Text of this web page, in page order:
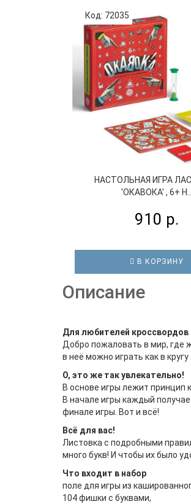
Код: 72035
НАСТОЛЬНАЯ ИГРА
'ОКАВОКА' , 6+ Н...
910 р.
В КОРЗИНУ
Описание
Для любителей кроссвордов
Добро пожаловать в мир, где
в неё можно играть как в
О, это же так увлекательно!
В основе игры лежит принцип
В начале игры каждый
финале игры. Вот и всё!
Всё для вас!
Листовка с подробными
много букв! И чтобы их было
Что входит в набор
поле для игры из
104 фишки с буквами,